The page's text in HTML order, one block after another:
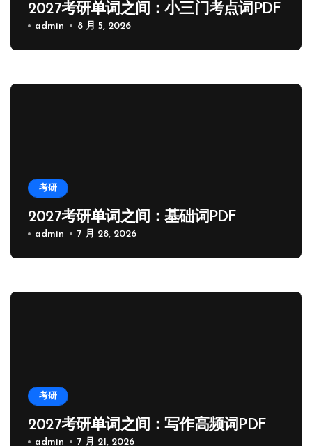
2027考研单词之间：小三门考点词PDF
admin 8 月 5, 2026
考研
2027考研单词之间：基础词PDF
admin 7 月 28, 2026
考研
2027考研单词之间：写作高频词PDF
admin 7 月 21, 2026